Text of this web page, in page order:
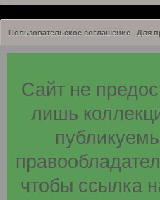
Пользовательское соглашение Для
Сайт не
лишь
чтобы ссылка